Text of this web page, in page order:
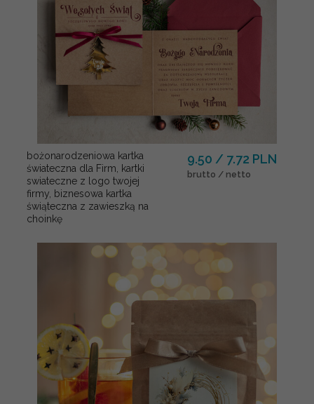
bożonarodzeniowa kartka
świateczna dla Firm, kartki
swiateczne z logo twojej
firmy, biznesowa kartka
świąteczna z zawieszką na
choinkę
9.50 / 7.72 PLN
brutto / netto